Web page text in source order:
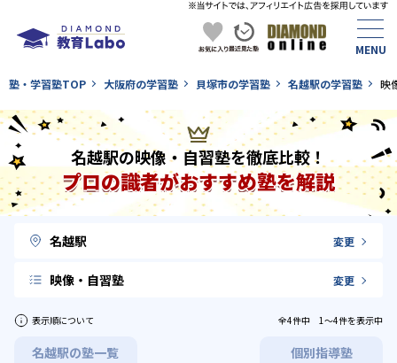
塾・学習塾TOP 大阪府の学習塾 貝塚市の学習塾 名越駅の学習塾 映
名越駅の映像・自習塾を徹底比較！
プロの識者がおすすめ塾を解説
名越駅 変更
映像・自習塾 変更
表示順について 全4件中 1〜4件を表示中
名越駅の塾一覧 個別指導塾